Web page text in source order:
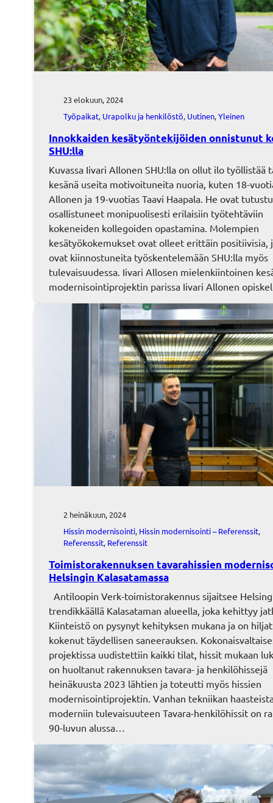
23 elokuun, 2024
Työpaikat, Urapolku ja henkilöstö, Uutinen, Yleinen
Innokkaiden kesätyöntekijöiden onnistunut
SHU:lla
Kuvassa Iivari Allonen SHU:lla on ollut ilo työllistää
kesänä useita motivoituneita nuoria, kuten 18-
Allonen ja 19-vuotias Taavi Haapala. He ovat
osallistuneet monipuolisesti erilaisiin työtehtäviin
kokeneiden kollegoiden opastamina. Molempien
kesätyökokemukset ovat olleet erittäin positiivisia,
ovat kiinnostuneita työskentelemään SHU:lla myös
tulevaisuudessa. Iivari Allosen mielenkiintoinen
modernisointiprojektin parissa Iivari Allonen
2 heinäkuun, 2024
Hissin modernisointi, Hissin modernisointi – Referenssit
Referenssit, Referenssit
Toimistorakennuksen tavarahissien
Helsingin Kalasatamassa
Antiloopin Verk-toimistorakennus sijaitsee
trendikkäällä Kalasataman alueella, joka kehittyy
Kiinteistö on pysynyt kehityksen mukana ja on
kokenut täydellisen saneerauksen.
projektissa uudistettiin kaikki tilat, hissit mukaan
on huoltanut rakennuksen tavara- ja henkilöhissejä
heinäkuusta 2023 lähtien ja toteutti myös hissien
modernisointiprojektin. Vanhan tekniikan
moderniin tulevaisuuteen Tavara-henkilöhissit on
90-luvun alussa…